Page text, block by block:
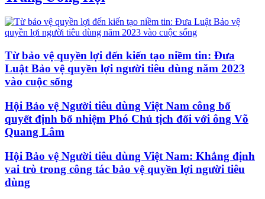
Từ bảo vệ quyền lợi đến kiến tạo niềm tin: Đưa
Luật Bảo vệ quyền lợi người tiêu dùng năm 2023
vào cuộc sống
Hội Bảo vệ Người tiêu dùng Việt Nam công bố
quyết định bổ nhiệm Phó Chủ tịch đối với ông Võ
Quang Lâm
Hội Bảo vệ Người tiêu dùng Việt Nam: Khẳng định
vai trò trong công tác bảo vệ quyền lợi người tiêu
dùng